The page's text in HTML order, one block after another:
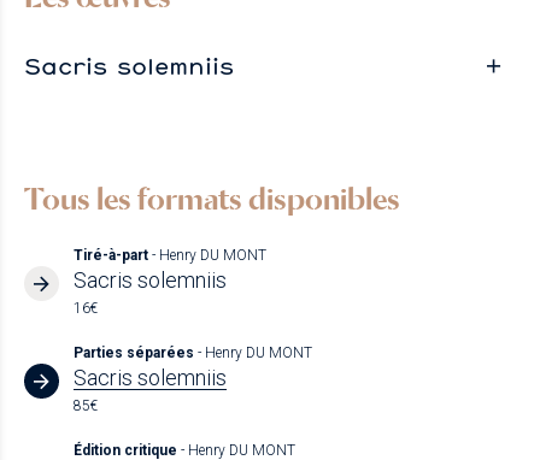
Sacris solemniis
Tous les formats disponibles
Tiré-à-part - Henry DU MONT
Sacris solemniis
16€
Parties séparées - Henry DU MONT
Sacris solemniis
85€
Édition critique - Henry DU MONT